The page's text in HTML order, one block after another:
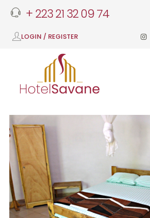
+ 223 21 32 09 74
LOGIN / REGISTER